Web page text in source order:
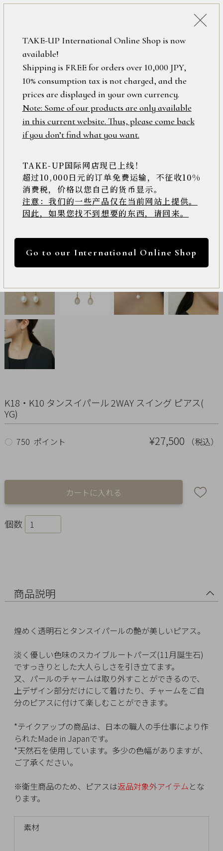
K18・K10 タンスイパール 2WAY スイング ピアス(
YG)
¥27,500 （税込）
○ 750 ポイント
個数
商品説明
煌めく透明石とタンスイパールの艶が美しいピアス。
淡く優しい色味のスカイブルートパーズ(11月誕生石)
ですっきりとした大人らしさを引き立てます。
又、パールのチャームは取り外すことができるので、
上デザイン部分だけにして着けたり、チャームをご自
分のピアスに付けて楽しむことができます。
*テイクアップの商品は、日本の職人の手仕事により作
られたMade in Japanです。
*天然石を使用しています。多少の色幅がありますが、
ご了承ください。
※衛生商品のため、ピアスは返品対象外アイテムとな
ります。
素材
フリーワード
在庫なし含む
アイテム
ロ
グ
イ
ン
/
新
規
会
登
録
>>
Online
Shop
Item
ALL
Necklace
Earrings
Charm
Ring
Season
up
マ
イ
ペ
ー
ジ
お
気
に
入
り
ア
イ
テ
TAKE-UP International Online Shop is now
available!
Shipping is FREE for orders over 10,000 JPY,
10% consumption tax is not charged, and the
prices are displayed in your own currency.
Note: Some of our products are only available
in this current website. Thus, please come back
if you don’t find what you want.
TAKE-UP国际网店现已上线！
超过10,000日元的订单免费运输，不征收10%
消费税，价格以您自己的货币显示。
注意：我们的一些产品仅在当前网站上提供。
因此，如果您找不到想要的东西，请回来。
Go to our International Online Shop